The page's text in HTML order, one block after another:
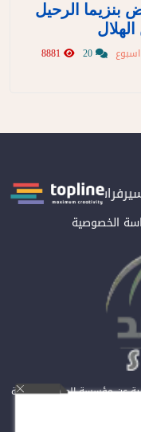
بنزيما الرحيل
سعوديةالمرصد
الخصوصية
عن مؤسسة المرصد للصحافة